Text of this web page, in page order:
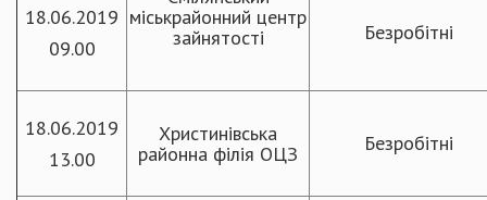
18.06.2019
09.00
міськрайонний центр
зайнятості
Безробітні
18.06.2019
13.00
Христинівська
районна філія ОЦЗ
Безробітні